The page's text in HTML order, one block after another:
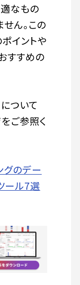
なもの
ん。この
イントや
すすめの
ついて
ご参照く
のデー
ール7選